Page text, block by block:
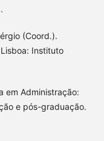
(Coord.).
Instituto
em Administração:
e pós-graduação.